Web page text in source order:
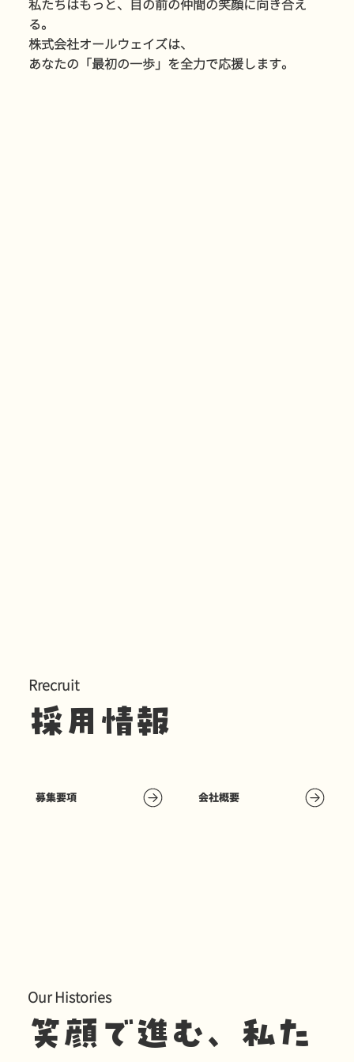
私たちはもっと、目の前の仲間の笑顔に向き合え
る。
株式会社オールウェイズは、
あなたの「最初の一歩」を全力で応援します。
Rrecruit
採用情報
募集要項 会社概要
Our Histories
笑顔で進む、私た